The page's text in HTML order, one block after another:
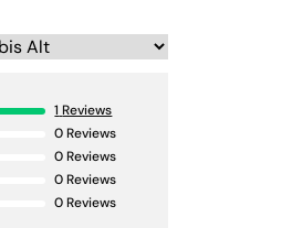
1 Reviews
0 Reviews
0 Reviews
0 Reviews
0 Reviews